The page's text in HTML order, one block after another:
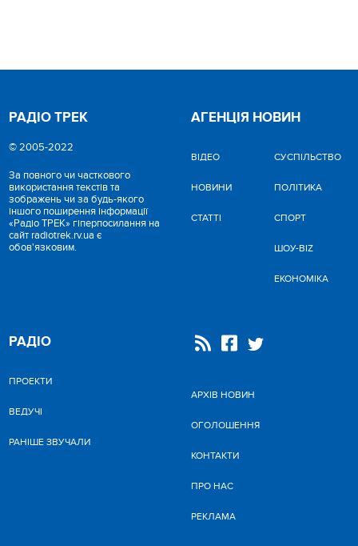
РАДІО ТРЕК
© 2005-2022
За повного чи часткового
використання текстів та
зображень чи за будь-якого
іншого поширення інформації
«Радіо ТРЕК» гіперпосилання на
сайт radiotrek.rv.ua є
обов'язковим.
АГЕНЦІЯ НОВИН
ВІДЕО
НОВИНИ
СТАТТІ
CУСПІЛЬСТВО
ПОЛІТИКА
СПОРТ
ШОУ-BIZ
ЕКОНОМІКА
РАДІО
ПРОЕКТИ
ВЕДУЧІ
РАНІШЕ ЗВУЧАЛИ
АРХІВ НОВИН
ОГОЛОШЕННЯ
КОНТАКТИ
ПРО НАС
РЕКЛАМА